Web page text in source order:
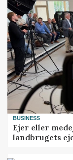
BUSINESS
Ejer eller
landbrugets